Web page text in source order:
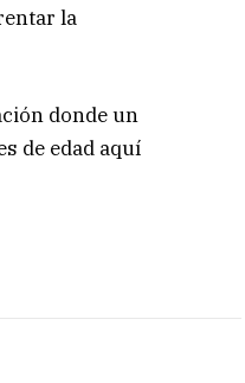
la
donde un
de edad aquí